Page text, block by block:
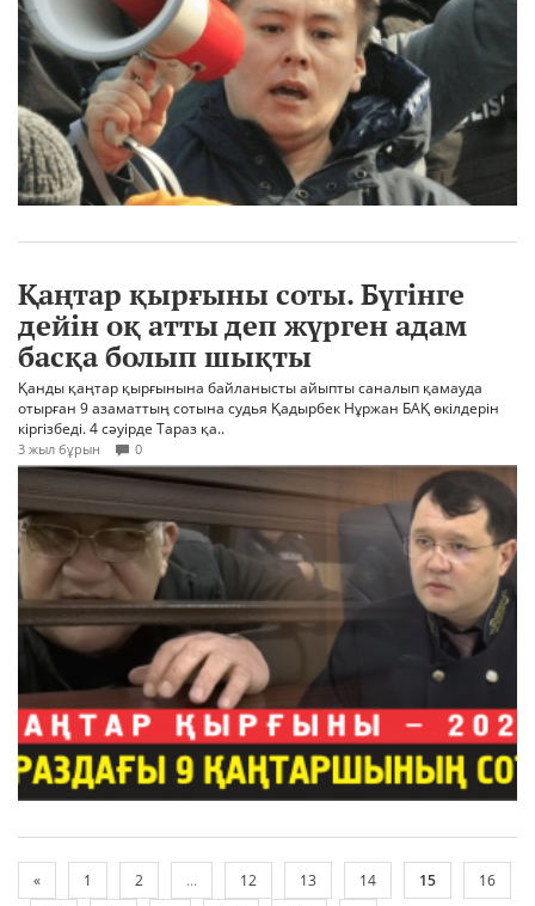
Қаңтар қырғыны соты. Бүгінге
дейін оқ атты деп жүрген адам
басқа болып шықты
Қанды қаңтар қырғынына байланысты айыпты саналып қамауда
отырған 9 азаматтың сотына судья Қадырбек Нұржан БАҚ өкілдерін
кіргізбеді. 4 сәуірде Тараз қа..
3 жыл бұрын 0
« 1 2 ... 12 13 14 15
16